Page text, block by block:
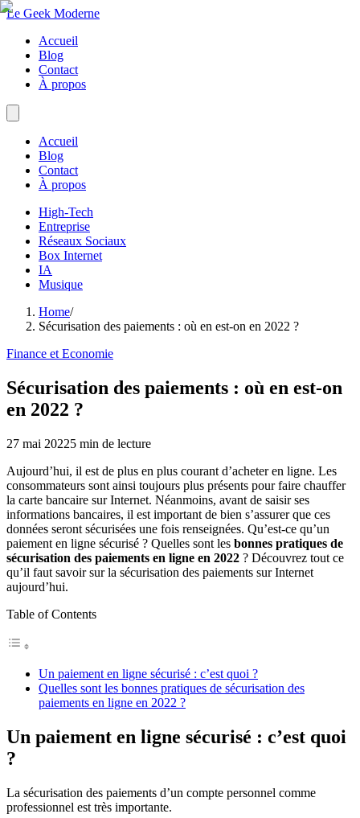
Le Geek Moderne
Accueil
Blog
Contact
À propos
Accueil
Blog
Contact
À propos
High-Tech
Entreprise
Réseaux Sociaux
Box Internet
IA
Musique
Home/
Sécurisation des paiements : où en est-on en 2022 ?
Finance et Economie
Sécurisation des paiements : où en est-on
en 2022 ?
27 mai 20225 min de lecture
Aujourd’hui, il est de plus en plus courant d’acheter en ligne. Les
consommateurs sont ainsi toujours plus présents pour faire chauffer
la carte bancaire sur Internet. Néanmoins, avant de saisir ses
informations bancaires, il est important de bien s’assurer que ces
données seront sécurisées une fois renseignées. Qu’est-ce qu’un
paiement en ligne sécurisé ? Quelles sont les bonnes pratiques de
sécurisation des paiements en ligne en 2022 ? Découvrez tout ce
qu’il faut savoir sur la sécurisation des paiements sur Internet
aujourd’hui.
Table of Contents
Un paiement en ligne sécurisé : c’est quoi ?
Quelles sont les bonnes pratiques de sécurisation des
paiements en ligne en 2022 ?
Un paiement en ligne sécurisé : c’est quoi
?
La sécurisation des paiements d’un compte personnel comme
professionnel est très importante.